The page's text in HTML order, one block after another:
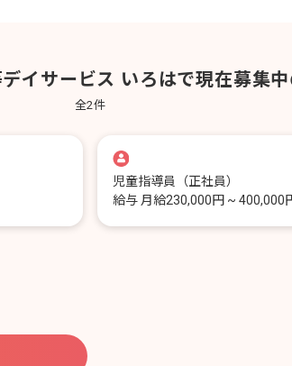
イサービス いろはで現在募集
全2件
児童指導員
（正社員）
給与 月給230,000円 ~ 400,000